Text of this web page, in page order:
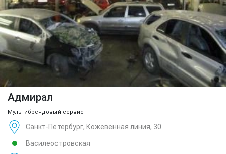
Адмирал
Мультибрендовый сервис
Санкт-Петербург, Кожевенная линия, 30
Василеостровская